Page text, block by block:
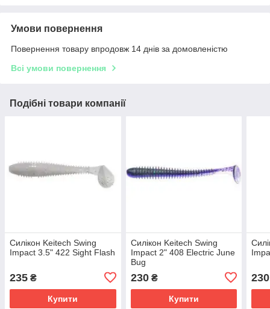
Умови повернення
Повернення товару впродовж 14 днів за домовленістю
Всі умови повернення
Подібні товари компанії
Силікон Keitech Swing
Impact 3.5" 422 Sight Flash
235 ₴
Купити
Силікон Keitech Swing
Impact 2" 408 Electric June
Bug
230₴
Купити
230